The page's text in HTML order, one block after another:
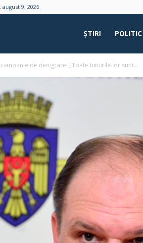
9, 2026
ŞTIRI POLITIC
campanie de denigrare: „Toate tunurile lor sunt...